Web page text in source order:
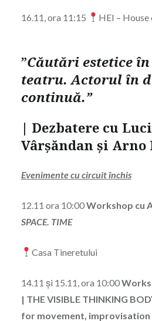
16.11, ora 11:15 HEI –
”Căutări estetice
teatru. Actorul în
continuă.”
| Dezbatere cu
Vârșăndan și
Evenimente cu circuit închis
12.11 ora 10:00Workshop cu
SPACE. TIME
Casa Tineretului
14.11 și 15.11, ora 10:00
| THE VISIBLE THINKING
for movement,